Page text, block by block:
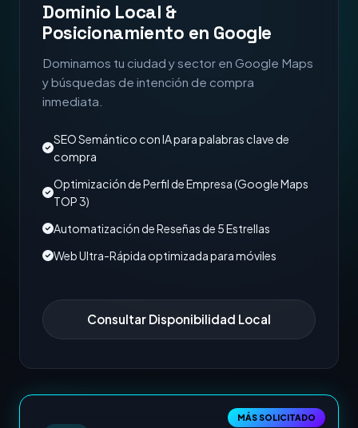
Dominio Local &
Posicionamiento en Google
Dominamos tu ciudad y sector en Google Maps
y búsquedas de intención de compra
inmediata.
SEO Semántico con IA para palabras clave de
compra
Optimización de Perfil de Empresa (Google Maps
TOP 3)
Automatización de Reseñas de 5 Estrellas
Web Ultra-Rápida optimizada para móviles
Consultar Disponibilidad Local
MÁS SOLICITADO